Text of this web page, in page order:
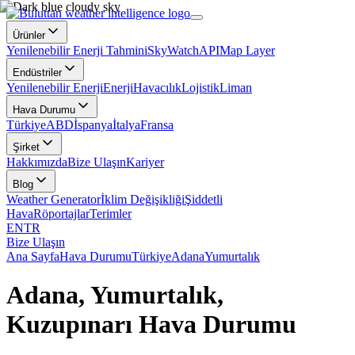
Ürünler
Yenilenebilir Enerji TahminiSkyWatchAPIMap Layer
Endüstriler
Yenilenebilir EnerjiEnerjiHavacılıkLojistikLiman
Hava Durumu
TürkiyeABDİspanyaİtalyaFransa
Şirket
HakkımızdaBize UlaşınKariyer
Blog
Weather Generatorİklim DeğişikliğiŞiddetli
HavaRöportajlarTerimler
ENTR
Bize Ulaşın
Ana SayfaHava DurumuTürkiyeAdanaYumurtalık
Adana, Yumurtalık,
Kuzupınarı Hava Durumu